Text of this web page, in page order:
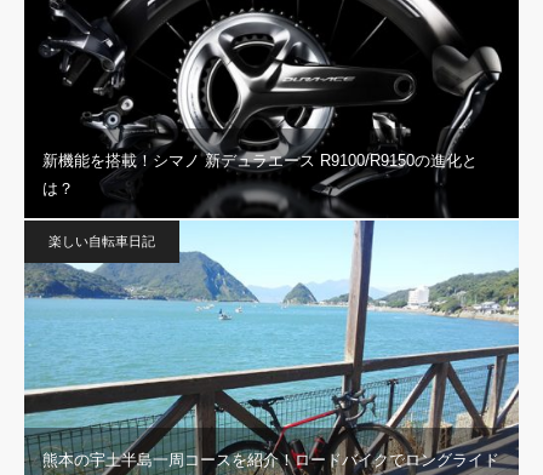
新機能を搭載！シマノ 新デュラエース R9100/R9150の進化と
は？
楽しい自転車日記
熊本の宇土半島一周コースを紹介！ロードバイクでロングライド